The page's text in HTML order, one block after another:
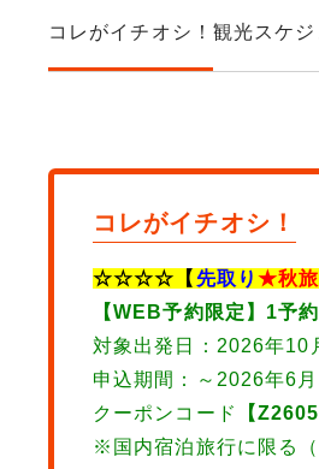
コレがイチオシ！ 観光スケ
コレがイチオシ！
☆☆☆☆【 先取り ★秋旅
【WEB予約限定】1予
対象出発日：2026年10
申込期間：～2026年6
クーポンコード
【
※国内宿泊旅行に限る（